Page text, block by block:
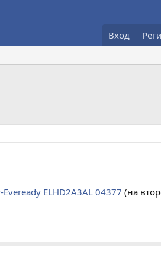
Вход
Eveready ELHD2A3AL 04377 (на